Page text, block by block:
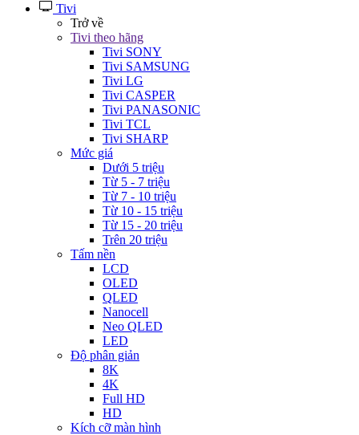
Tivi
Trở về
Tivi theo hãng
Tivi SONY
Tivi SAMSUNG
Tivi LG
Tivi CASPER
Tivi PANASONIC
Tivi TCL
Tivi SHARP
Mức giá
Dưới 5 triệu
Từ 5 - 7 triệu
Từ 7 - 10 triệu
Từ 10 - 15 triệu
Từ 15 - 20 triệu
Trên 20 triệu
Tấm nền
LCD
OLED
QLED
Nanocell
Neo QLED
LED
Độ phân giản
8K
4K
Full HD
HD
Kích cỡ màn hình